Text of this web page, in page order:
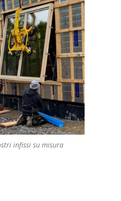
infissi su misura